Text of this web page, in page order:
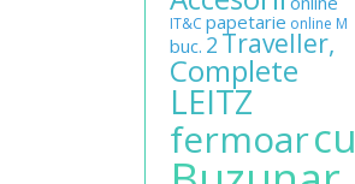
IT&C papetarie online M
buc. 2 Traveller,
Complete
LEITZ
fermoarcu